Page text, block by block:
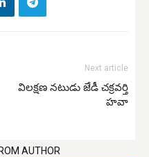
Next article
విలక్షణ నటుడు జేడీ చక్రవర్తి
హవా
AUTHOR